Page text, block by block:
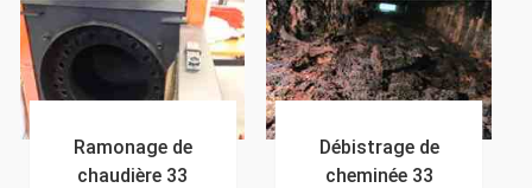
Ramonage de
chaudière 33
Débistrage de
cheminée 33